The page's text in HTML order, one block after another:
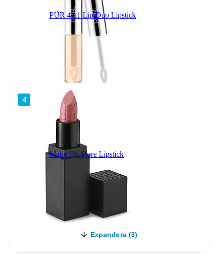
PÜR 4in1 Lip Duo Lipstick
4
Make Up Store Lipstick
Expandera (3)